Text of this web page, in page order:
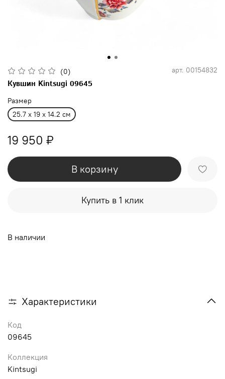
(0) арт. 00154832
Кувшин Kintsugi 09645
Размер
25.7 x 19 x 14.2 см
19 950 ₽
В корзину
Купить в 1 клик
В наличии
Характеристики
Код
09645
Коллекция
Kintsugi